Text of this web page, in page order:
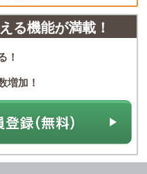
る機能が満載！
！
増加！